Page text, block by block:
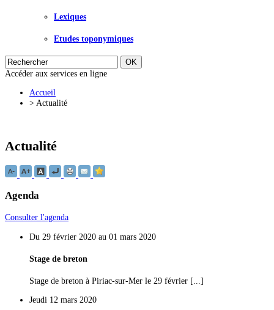
Lexiques
Etudes toponymiques
Accéder aux services en ligne
Accueil
>Actualité
Actualité
Agenda
Consulter l'agenda
Du 29 février 2020 au 01 mars 2020
Stage de breton
Stage de breton à Piriac-sur-Mer le 29 février [...]
Jeudi 12 mars 2020